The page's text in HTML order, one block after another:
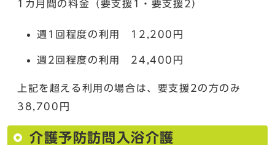
1カ月間の料金（要支援1・要支援2）
週1回程度の利用 12,200円
週2回程度の利用 24,400円
上記を超える利用の場合は、要支援2の方のみ
38,700円
介護予防訪問入浴介護